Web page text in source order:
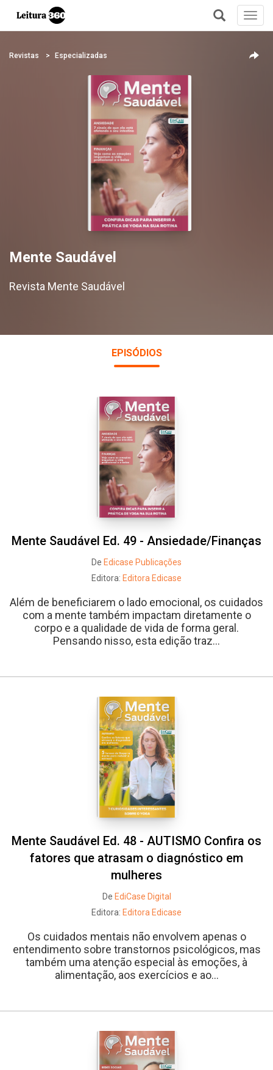
+
Revistas Especializadas
Mente Saudável
Revista Mente Saudável
EPISÓDIOS
Mente Saudável Ed. 49 - Ansiedade/Finanças
De Edicase Publicações
Editora: Editora Edicase
Além de beneficiarem o lado emocional, os cuidados
com a mente também impactam diretamente o
corpo e a qualidade de vida de forma geral.
Pensando nisso, esta edição traz...
Mente Saudável Ed. 48 - AUTISMO Confira os
fatores que atrasam o diagnóstico em
mulheres
De EdiCase Digital
Editora: Editora Edicase
Os cuidados mentais não envolvem apenas o
entendimento sobre transtornos psicológicos, mas
também uma atenção especial às emoções, à
alimentação, aos exercícios e ao...